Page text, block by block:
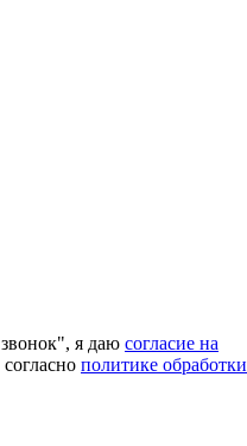
я даю согласие на
согласно политике обработки